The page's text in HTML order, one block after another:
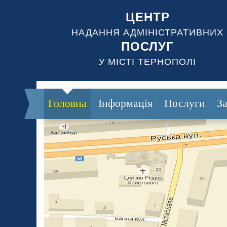
ЦЕНТР
НАДАННЯ АДМІНІСТРАТИВНИХ
ПОСЛУГ
У МІСТІ ТЕРНОПОЛІ
Головна Інформація Послуги